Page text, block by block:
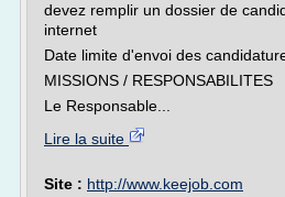
devez remplir un dossier de
internet
Date limite d'envoi des
MISSIONS / RESPONSABILITES
Le Responsable...
Lire la suite
Site : http://www.keejob.com